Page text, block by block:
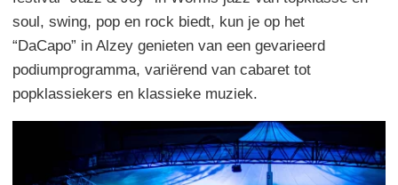
soul, swing, pop en rock biedt, kun je op het
“DaCapo” in Alzey genieten van een gevarieerd
podiumprogramma, variërend van cabaret tot
popklassiekers en klassieke muziek.